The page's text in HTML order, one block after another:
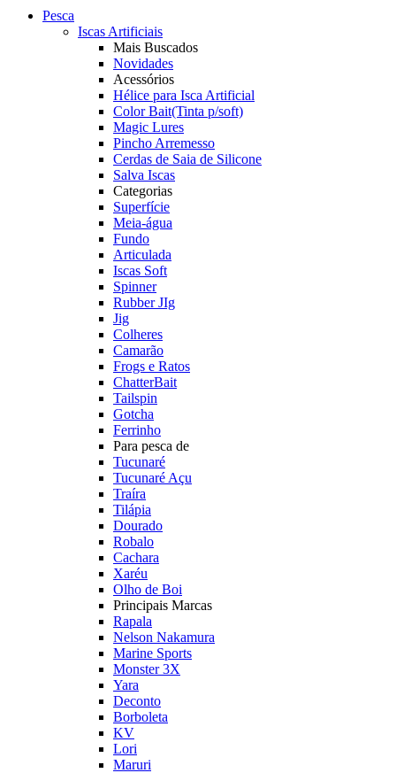
Pesca
Iscas Artificiais
Mais Buscados
Novidades
Acessórios
Hélice para Isca Artificial
Color Bait(Tinta p/soft)
Magic Lures
Pincho Arremesso
Cerdas de Saia de Silicone
Salva Iscas
Categorias
Superfície
Meia-água
Fundo
Articulada
Iscas Soft
Spinner
Rubber JIg
Jig
Colheres
Camarão
Frogs e Ratos
ChatterBait
Tailspin
Gotcha
Ferrinho
Para pesca de
Tucunaré
Tucunaré Açu
Traíra
Tilápia
Dourado
Robalo
Cachara
Xaréu
Olho de Boi
Principais Marcas
Rapala
Nelson Nakamura
Marine Sports
Monster 3X
Yara
Deconto
Borboleta
KV
Lori
Maruri